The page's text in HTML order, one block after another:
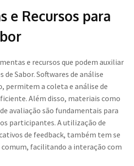
e Recursos para
e recursos que podem auxiliar
de Sabor. Softwares de análise
permitem a coleta e análise de
Além disso, materiais como
avaliação são fundamentais para
participantes. A utilização de
de feedback, também tem se
comum, facilitando a interação com